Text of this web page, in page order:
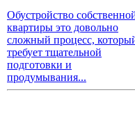
Обустройство
квартиры это довольно
сложный процесс,
требует тщательной
подготовки и
продумывания...